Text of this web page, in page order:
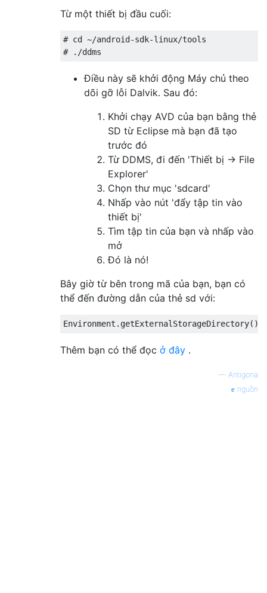
Từ một thiết bị đầu cuối:
# cd ~/android-sdk-linux/tools
Điều này sẽ khởi động Máy chủ theo
dõi gỡ lỗi Dalvik. Sau đó:
Khởi chạy AVD của bạn bằng thẻ
SD từ Eclipse mà bạn đã tạo
trước đó
Từ DDMS, đi đến 'Thiết bị -> File
Explorer'
Chọn thư mục 'sdcard'
Nhấp vào nút 'đẩy tập tin vào
thiết bị'
Tìm tập tin của bạn và nhấp vào
mở
Đó là nó!
Bây giờ từ bên trong mã của bạn, bạn có
thể đến đường dẫn của thẻ sd với:
Thêm bạn có thể đọc ở đây .
— Antigona
nguồn